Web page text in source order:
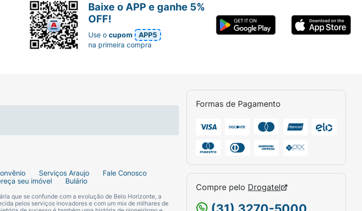
Serviços Araujo
Fale Conosco
seu imóvel Bulário
que se confunde com a evolução de Belo Horizonte, a
pelos serviços inovadores e com um mix de milhares de
Formas de Pagamento
Compre pelo Drogatel
Baixe o APP e ganhe 5%
OFF!
Use ocupom
APP5
na primeira compra